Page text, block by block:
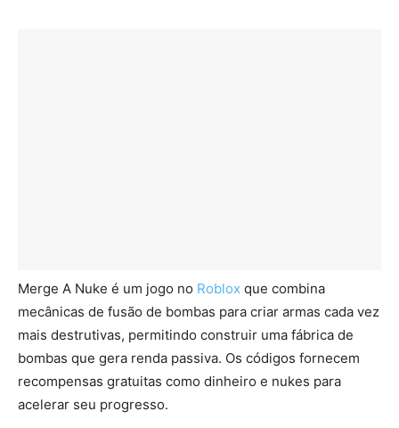
Merge A Nuke é um jogo no Roblox que combina
mecânicas de fusão de bombas para criar armas cada vez
mais destrutivas, permitindo construir uma fábrica de
bombas que gera renda passiva. Os códigos fornecem
recompensas gratuitas como dinheiro e nukes para
acelerar seu progresso.